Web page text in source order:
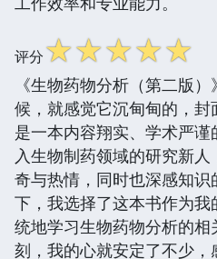
评分☆☆☆☆☆
《生物药物分析（第二版
候，就感觉它沉甸甸的，
是一本内容翔实、学术严
入生物制药领域的研究新
奇与热情，同时也深感知
下，我选择了这本书作为
统地学习生物药物分析的
刻，我的心就安定了不少